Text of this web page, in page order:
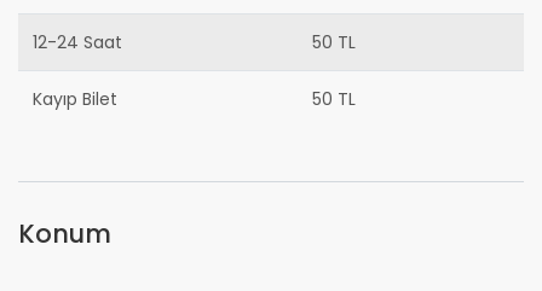
12-24 Saat 50 TL
Kayıp Bilet 50 TL
Konum